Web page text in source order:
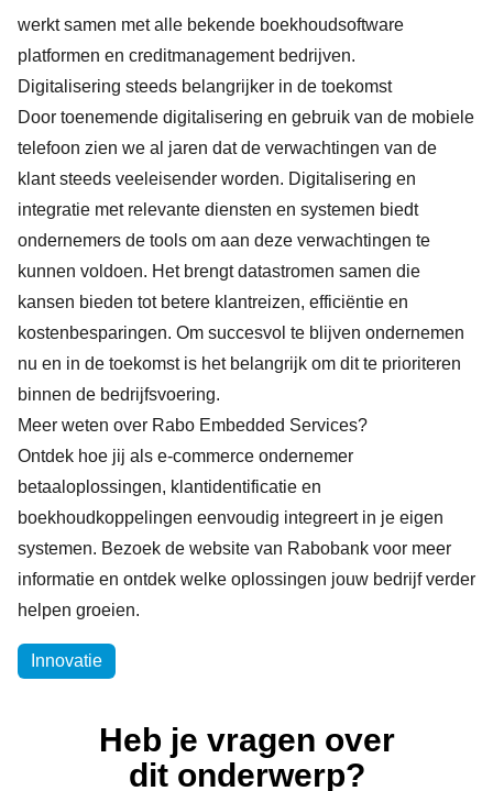
werkt samen met alle bekende boekhoudsoftware
platformen en creditmanagement bedrijven.
Digitalisering steeds belangrijker in de toekomst
Door toenemende digitalisering en gebruik van de mobiele
telefoon zien we al jaren dat de verwachtingen van de
klant steeds veeleisender worden. Digitalisering en
integratie met relevante diensten en systemen biedt
ondernemers de tools om aan deze verwachtingen te
kunnen voldoen. Het brengt datastromen samen die
kansen bieden tot betere klantreizen, efficiëntie en
kostenbesparingen. Om succesvol te blijven ondernemen
nu en in de toekomst is het belangrijk om dit te prioriteren
binnen de bedrijfsvoering.
Meer weten over Rabo Embedded Services?
Ontdek hoe jij als e-commerce ondernemer
betaaloplossingen, klantidentificatie en
boekhoudkoppelingen eenvoudig integreert in je eigen
systemen. Bezoek de website van Rabobank voor meer
informatie en ontdek welke oplossingen jouw bedrijf verder
helpen groeien.
Onderwerpen
Innovatie
Heb je vragen over
dit onderwerp?